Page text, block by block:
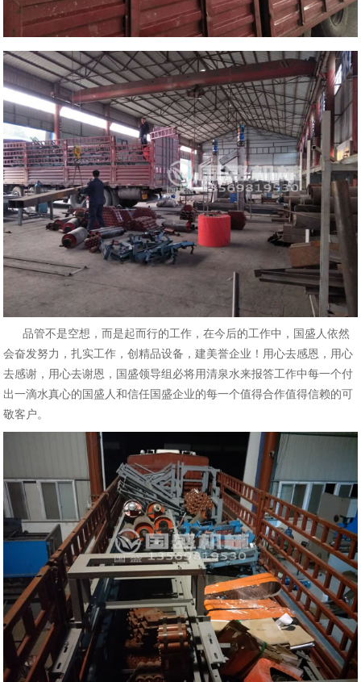
品管不是空想，而是起而行的工作，在今后的工作中，国盛人依然
会奋发努力，扎实工作，创精品设备，建美誉企业！用心去感恩，用心
去感谢，用心去谢恩，国盛领导组必将用清泉水来报答工作中每一个付
出一滴水真心的国盛人和信任国盛企业的每一个值得合作值得信赖的可
敬客户。